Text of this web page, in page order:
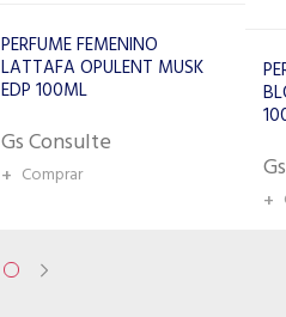
PERFUME JIMMY CHOO
BLOSSOM FEMENINO EDP
Gs Consulte +